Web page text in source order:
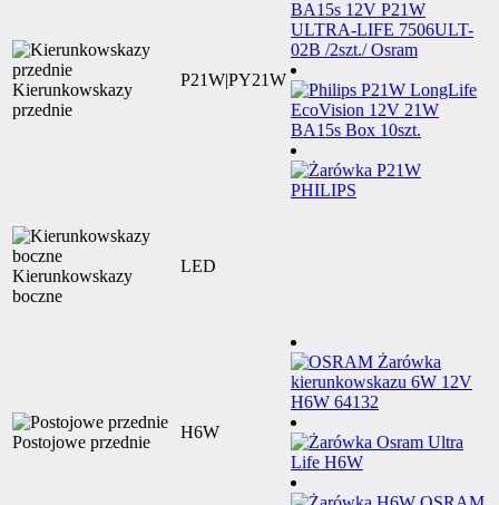
Kierunkowskazy
przednie
P21W|PY21W
Kierunkowskazy
boczne
LED
Postojowe przednie
H6W